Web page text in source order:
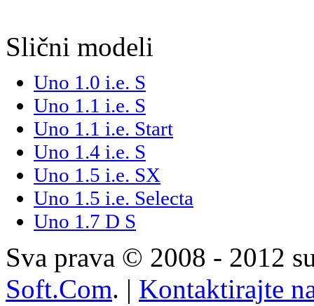
Slični modeli
Uno 1.0 i.e. S
Uno 1.1 i.e. S
Uno 1.1 i.e. Start
Uno 1.4 i.e. S
Uno 1.5 i.e. SX
Uno 1.5 i.e. Selecta
Uno 1.7 D S
Sva prava © 2008 - 2012
Soft.Com. | Kontaktirajte